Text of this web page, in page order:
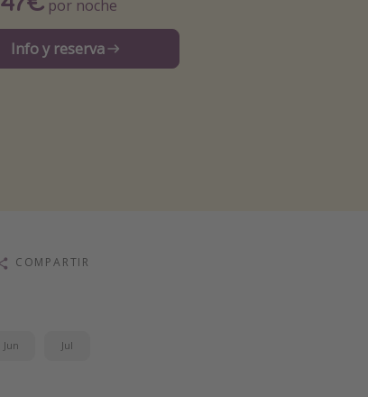
por noche
Info y reserva
COMPARTIR
Jun Jul